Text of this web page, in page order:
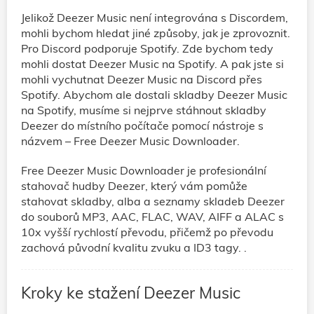
Jelikož Deezer Music není integrována s Discordem,
mohli bychom hledat jiné způsoby, jak je zprovoznit.
Pro Discord podporuje Spotify. Zde bychom tedy
mohli dostat Deezer Music na Spotify. A pak jste si
mohli vychutnat Deezer Music na Discord přes
Spotify. Abychom ale dostali skladby Deezer Music
na Spotify, musíme si nejprve stáhnout skladby
Deezer do místního počítače pomocí nástroje s
názvem – Free Deezer Music Downloader.
Free Deezer Music Downloader je profesionální
stahovač hudby Deezer, který vám pomůže
stahovat skladby, alba a seznamy skladeb Deezer
do souborů MP3, AAC, FLAC, WAV, AIFF a ALAC s
10x vyšší rychlostí převodu, přičemž po převodu
zachová původní kvalitu zvuku a ID3 tagy. .
Kroky ke stažení Deezer Music